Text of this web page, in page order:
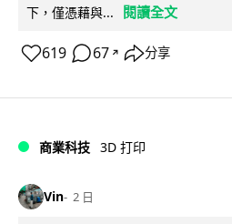
下，僅憑藉與...
閱讀全文
619 67 ↗ 分享
商業科技 3D 打印
Vin 2 日